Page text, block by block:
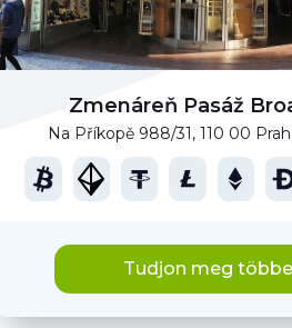
Zmenáreň Pasáž
Na Příkopě 988/31, 110 00
Tudjon meg